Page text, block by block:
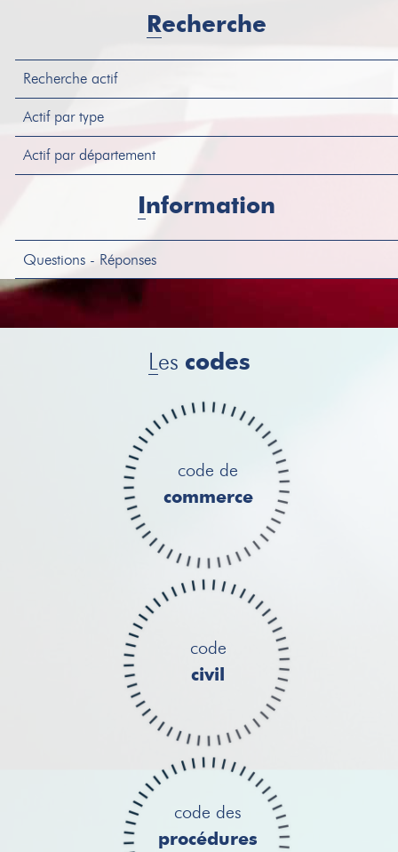
MATERIEL D'EXPLOITATION
OPEL VIVARO Immatriculation : GR-617-YH
1ère mise en circulation : 23/12/2004 Kilométr...
Recherche
Recherche actif
Actif par type
Actif par département
Information
Questions - Réponses
es codes
code de
commerce
code
civil
code des
procédures